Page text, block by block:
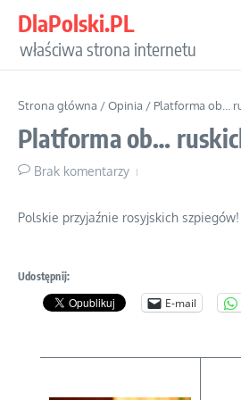
DlaPolski.PL
właściwa strona internetu
Strona główna /Opinia / Platforma ob…
Platforma ob…
Brak komentarzy
Polskie przyjaźnie rosyjskich szpiegów!
Udostępnij:
E-mail